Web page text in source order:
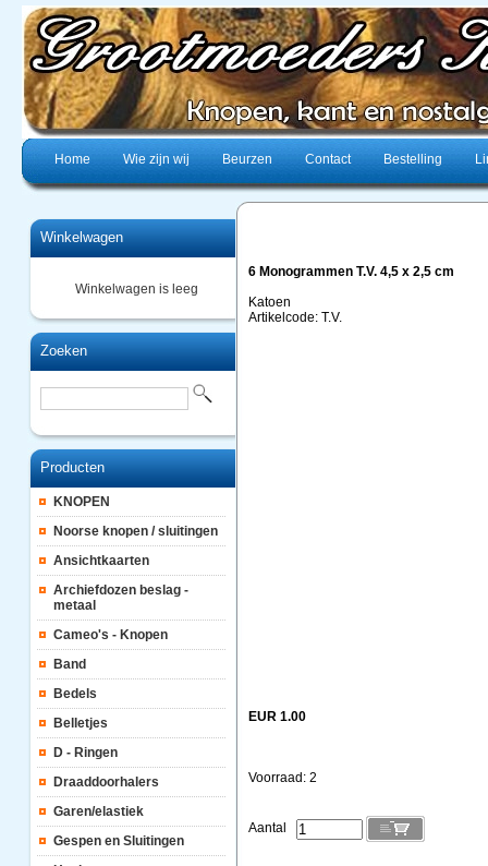
Home Wie zijn wij Beurzen Contact Bestelling
Winkelwagen
Winkelwagen is leeg
Zoeken
Producten
KNOPEN
Noorse knopen / sluitingen
Ansichtkaarten
Archiefdozen beslag -
metaal
Cameo's - Knopen
Band
Bedels
Belletjes
D - Ringen
Draaddoorhalers
Garen/elastiek
Gespen en Sluitingen
6 Monogrammen T.V. 4,5 x 2,5 cm
Katoen
Artikelcode: T.V.
EUR 1.00
Voorraad: 2
Aantal